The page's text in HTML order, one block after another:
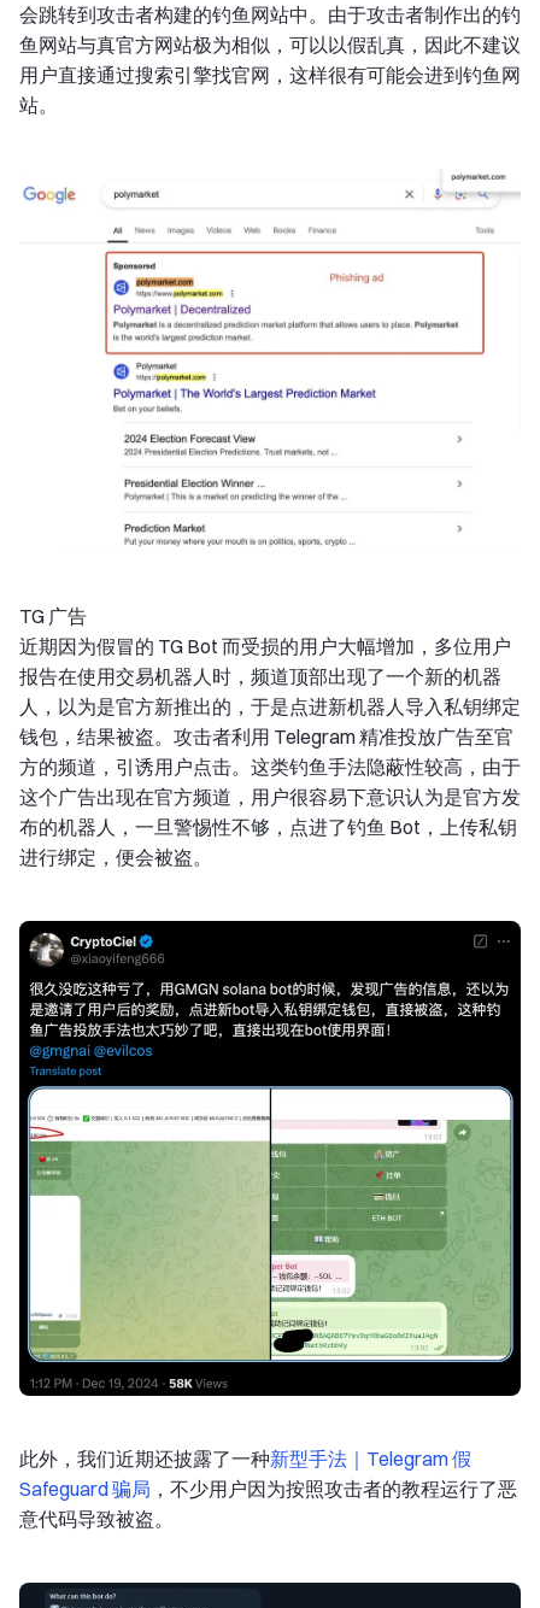
会跳转到攻击者构建的钓鱼网站中。由于攻击者制作出的钓
鱼网站与真官方网站极为相似，可以以假乱真，因此不建议
用户直接通过搜索引擎找官网，这样很有可能会进到钓鱼网
站。
TG 广告
近期因为假冒的 TG Bot 而受损的用户大幅增加，多位用户
报告在使用交易机器人时，频道顶部出现了一个新的机器
人，以为是官方新推出的，于是点进新机器人导入私钥绑定
钱包，结果被盗。攻击者利用 Telegram 精准投放广告至官
方的频道，引诱用户点击。这类钓鱼手法隐蔽性较高，由于
这个广告出现在官方频道，用户很容易下意识认为是官方发
布的机器人，一旦警惕性不够，点进了钓鱼 Bot，上传私钥
进行绑定，便会被盗。
此外，我们近期还披露了一种新型手法｜Telegram 假
Safeguard 骗局 ，不少用户因为按照攻击者的教程运行了恶
意代码导致被盗。